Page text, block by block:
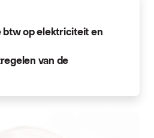
btw op elektriciteit en
van de